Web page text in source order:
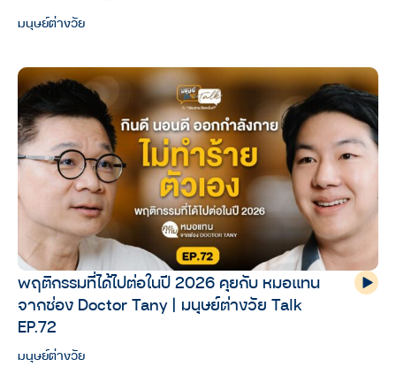
มนุษย์ต่างวัย
พฤติกรรมที่ได้ไปต่อในปี 2026 คุยกับ หมอแทน
จากช่อง ‪Doctor Tany‬ | มนุษย์ต่างวัย Talk
EP.72
มนุษย์ต่างวัย